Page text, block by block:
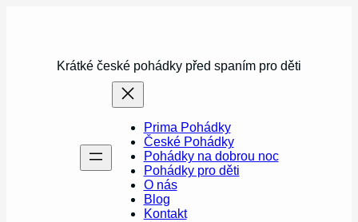
Krátké české pohádky před spaním pro děti
Prima Pohádky
České Pohádky
Pohádky na dobrou noc
Pohádky pro děti
O nás
Blog
Kontakt